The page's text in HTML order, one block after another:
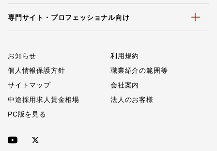
専門サイト・プロフェッショナル向け
お知らせ
利用規約
個人情報保護方針
職業紹介の範囲等
サイトマップ
会社案内
中途採用求人賃金相場
法人のお客様
PC版を見る